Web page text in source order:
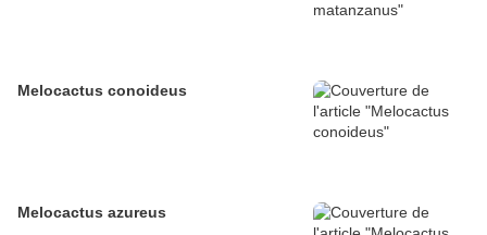
Melocactus conoideus
Melocactus azureus